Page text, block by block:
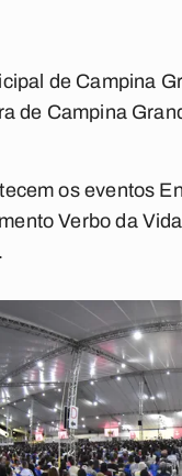
de Campina
de Campina
os eventos
Verbo da